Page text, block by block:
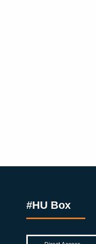
#HU Box